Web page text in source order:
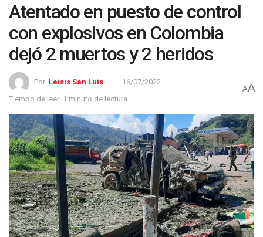
Atentado en puesto de control
con explosivos en Colombia
dejó 2 muertos y 2 heridos
Por: Leisis San Luis
16/07/2022
Tiempo de leer: 1 minuto de lectura
AA